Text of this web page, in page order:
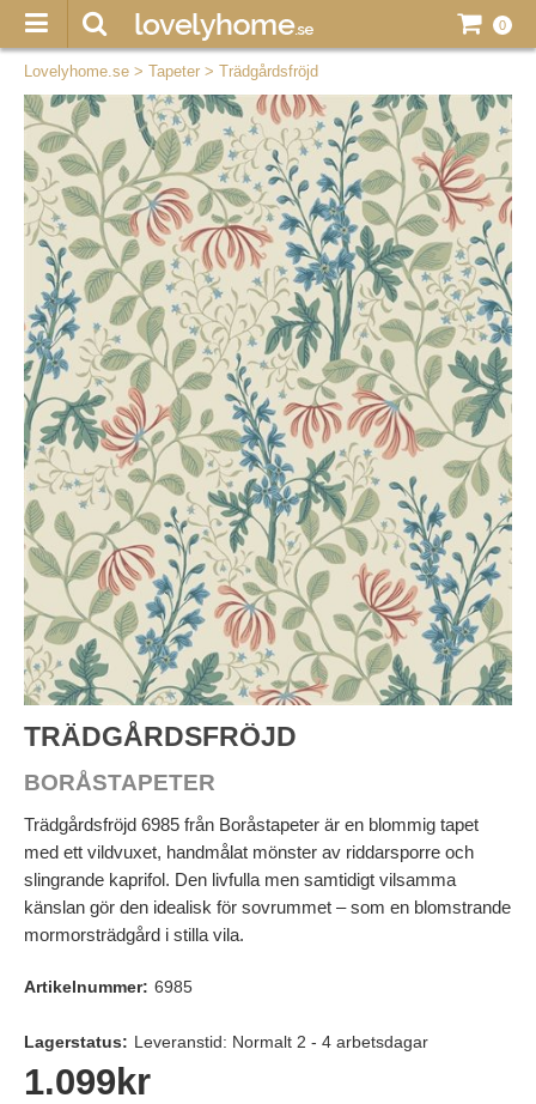
0
Lovelyhome.se > Tapeter > Trädgårdsfröjd
TRÄDGÅRDSFRÖJD
BORÅSTAPETER
Trädgårdsfröjd 6985 från Boråstapeter är en blommig tapet
med ett vildvuxet, handmålat mönster av riddarsporre och
slingrande kaprifol. Den livfulla men samtidigt vilsamma
känslan gör den idealisk för sovrummet – som en blomstrande
mormorsträdgård i stilla vila.
Artikelnummer: 6985
Lagerstatus: Leveranstid: Normalt 2 - 4 arbetsdagar
1.099 kr